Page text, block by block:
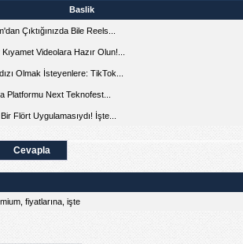
Baslik
Çıktığınızda Bile Reels...
Videolara Hazır Olun!...
Olmak İsteyenlere: TikTok...
Platformu Next Teknofest...
Flört Uygulamasıydı! İşte...
Cevapla
fiyatlarına işte